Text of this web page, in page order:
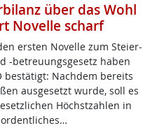
über das Wohl
Novelle scharf
ers­ten No­vel­le zum Stei­er­
-be­t­reu­ungs­ge­setz ha­ben
be­stä­tigt: Nach­dem be­reits
aus­ge­setzt wur­de, soll es
Höchst­zah­len in